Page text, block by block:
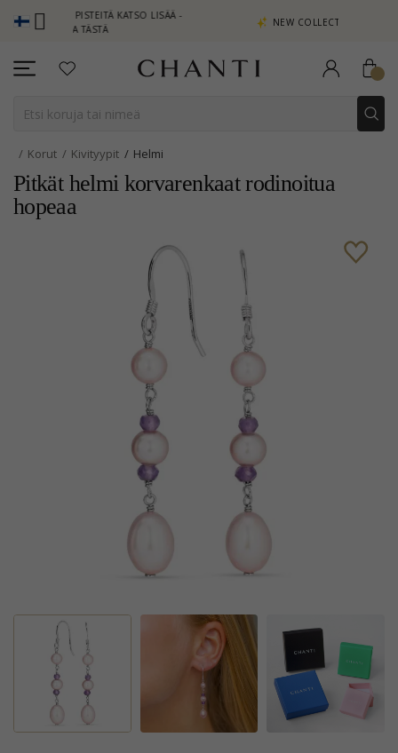
PISTEITÄ KATSO LISÄÄ -
TÄSTÄ
NEW COLLECTION | AURA
Korut Kivityypit Helmi
Pitkät helmi korvarenkaat rodinoitua
hopeaa